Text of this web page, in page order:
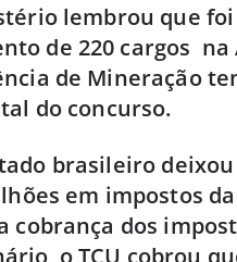
lembrou que
de 220 cargos
de Mineração
do concurso.
brasileiro
em impostos
cobrança dos
o TCU cobrou